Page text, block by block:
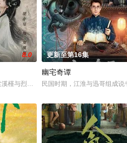
8.0
槿与烈云峥之间曲折动人的情感，以及他
更新至第16集
幽宅奇谭
民国时期，江淮与迅哥组成说